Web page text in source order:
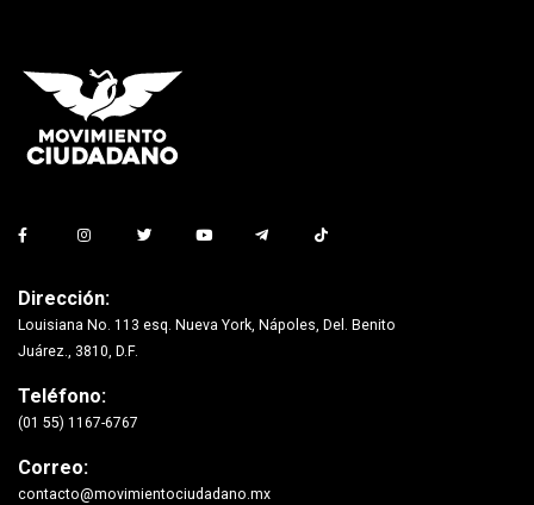
Dirección:
Louisiana No. 113 esq. Nueva York, Nápoles, Del. Benito
Juárez., 3810, D.F.
Teléfono:
(01 55) 1167-6767
Correo:
contacto@movimientociudadano.mx